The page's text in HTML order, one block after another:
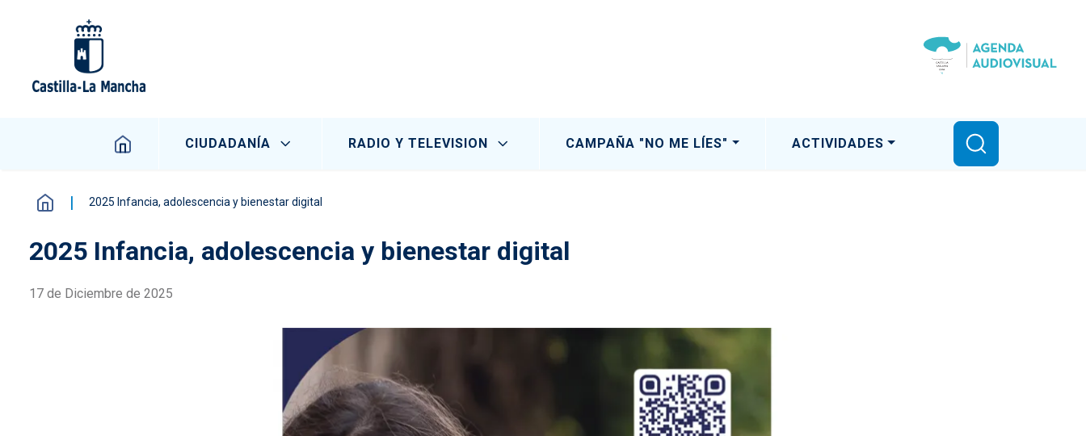
Navegación principal
CIUDADANÍA RADIO Y TELEVISION CAMPAÑA "NO ME LÍES" ACTIVIDADES
2025 Infancia, adolescencia y bienestar digital
2025 Infancia, adolescencia y bienestar digital
17 de Diciembre de 2025